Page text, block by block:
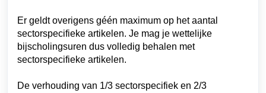
Er geldt overigens géén maximum op het aantal
sectorspecifieke artikelen. Je mag je wettelijke
bijscholingsuren dus volledig behalen met
sectorspecifieke artikelen.
De verhouding van 1/3 sectorspecifiek en 2/3